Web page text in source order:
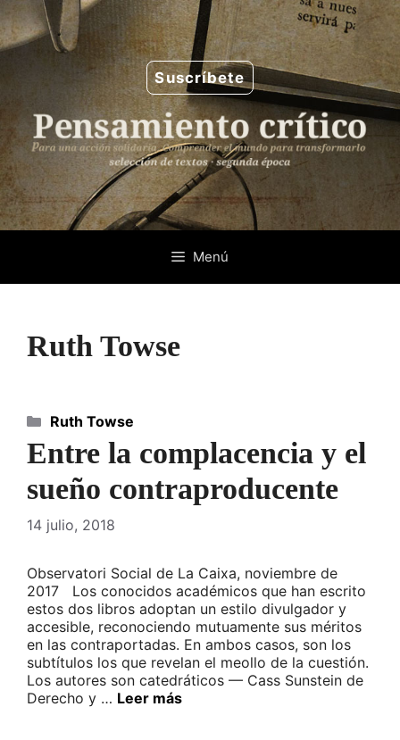
Saltar
al
contenido
Suscríbete
Menú
Ruth Towse
Entre la complacencia y el
sueño contraproducente
14 julio, 2018
Observatori Social de La Caixa, noviembre de
2017 Los conocidos académicos que han escrito
estos dos libros adoptan un estilo divulgador y
accesible, reconociendo mutuamente sus méritos
en las contraportadas. En ambos casos, son los
subtítulos los que revelan el meollo de la cuestión.
Los autores son catedráticos — Cass Sunstein de
Derecho y … Leer más
Categorías
Ruth Towse